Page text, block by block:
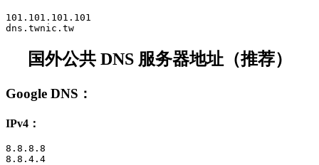
101.101.101.101
dns.twnic.tw
国外公共 DNS 服务器地址（推荐）
Google DNS ：
IPv4：
8.8.8.8
8.8.4.4